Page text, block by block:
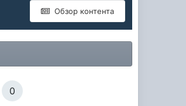
Обзор контента
0